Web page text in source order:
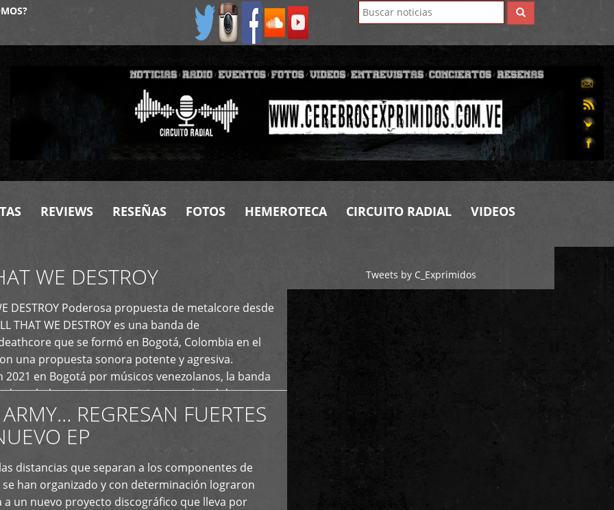
REVIEWS RESEÑAS FOTOS HEMEROTECA CIRCUITO RADIAL VIDEOS
WE DESTROY
DESTROY Poderosa propuesta de metalcore desde
THAT WE DESTROY es una banda de
que se formó en Bogotá, Colombia en el
una propuesta sonora potente y agresiva.
2021 en Bogotá por músicos venezolanos, la banda
demoledores, ritmos vertiginosos y breakdowns
creando […]REGRESAN FUERTES
EP
distancias que separan a los componentes de
se han organizado y con determinación lograron
a un nuevo proyecto discográfico que lleva por
Tweets by C_Exprimidos